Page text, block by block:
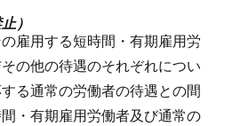
）
雇用する短時間・有期雇用労
の他の待遇のそれぞれについ
る通常の労働者の待遇との間
・有期雇用労働者及び通常の